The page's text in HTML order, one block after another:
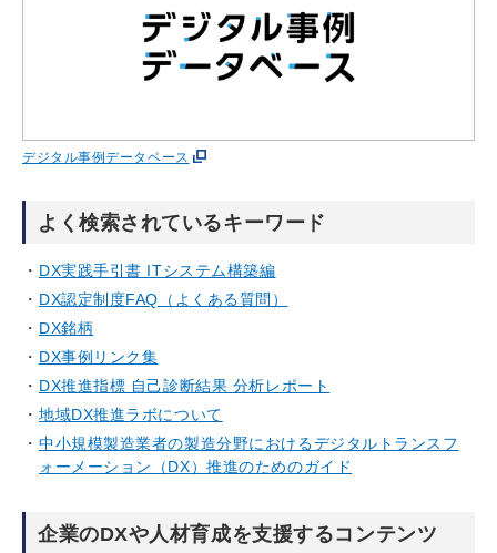
デジタル事例データベース
よく検索されているキーワード
DX実践手引書 ITシステム構築編
DX認定制度FAQ（よくある質問）
DX銘柄
DX事例リンク集
DX推進指標 自己診断結果 分析レポート
地域DX推進ラボについて
中小規模製造業者の製造分野におけるデジタルトランスフ
ォーメーション（DX）推進のためのガイド
企業のDXや人材育成を支援するコンテンツ